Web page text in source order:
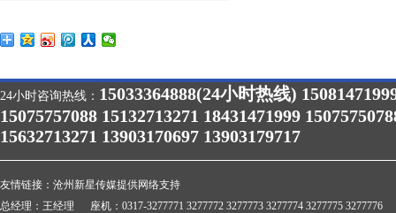
24小时咨询热线： 15033364888(24小时热线)
15075757088 15132713271 18431471999
15632713271 13903170697 13903179717
友情链接： 沧州新星传媒提供网络支持
总经理：王经理 座机：0317-3277771 3277772 3277773 3277774 3277775